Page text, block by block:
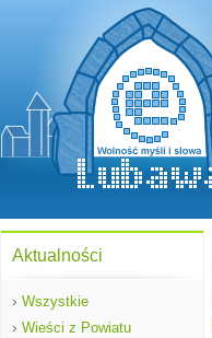
Aktualności
› Wszystkie
› Wieści z Powiatu